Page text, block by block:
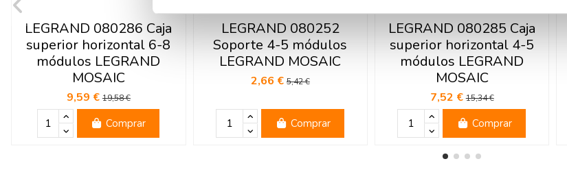
LEGRAND 080286 Caja
superior horizontal 6-8
módulos LEGRAND
MOSAIC
9,59 € 19,58 €
Comprar
LEGRAND 080252
Soporte 4-5 módulos
LEGRAND MOSAIC
2,66 €5,42 €
Comprar
LEGRAND 080285 Caja
superior horizontal 4-5
módulos LEGRAND
MOSAIC
7,52 €15,34 €
Comprar